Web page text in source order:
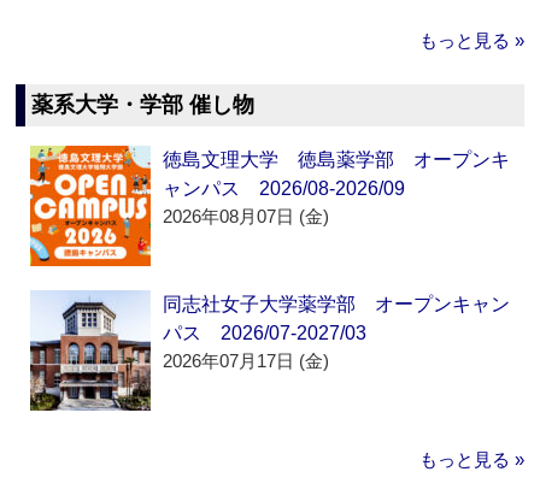
もっと見る »
薬系大学・学部 催し物
徳島文理大学 徳島薬学部 オープンキ
ャンパス 2026/08-2026/09
2026年08月07日 (金)
同志社女子大学薬学部 オープンキャン
パス 2026/07-2027/03
2026年07月17日 (金)
もっと見る »